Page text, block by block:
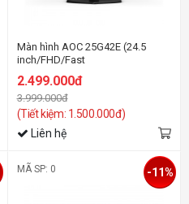
Màn hình AOC 25G42E (24.5
inch/FHD/Fast
IPS/180Hz/0.5ms)
2.499.000đ
3.999.000đ
(Tiết kiệm: 1.500.000đ)
Liên hệ
MÃ SP: 0 -11%